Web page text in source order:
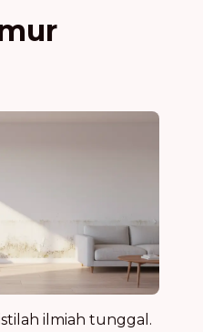
ilmiah tunggal.